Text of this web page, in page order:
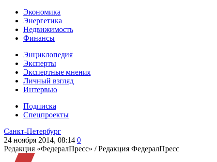
Экономика
Энергетика
Недвижимость
Финансы
Энциклопедия
Эксперты
Экспертные мнения
Личный взгляд
Интервью
Подписка
Спецпроекты
Санкт-Петербург
24 ноября 2014, 08:14 0
Редакция «ФедералПресс» /Редакция ФедералПресс